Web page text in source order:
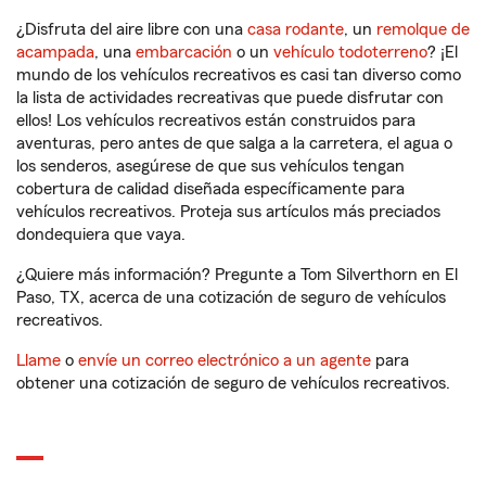
¿Disfruta del aire libre con una casa rodante, un remolque de
acampada, una embarcación o un vehículo todoterreno? ¡El
mundo de los vehículos recreativos es casi tan diverso como
la lista de actividades recreativas que puede disfrutar con
ellos! Los vehículos recreativos están construidos para
aventuras, pero antes de que salga a la carretera, el agua o
los senderos, asegúrese de que sus vehículos tengan
cobertura de calidad diseñada específicamente para
vehículos recreativos. Proteja sus artículos más preciados
dondequiera que vaya.
¿Quiere más información? Pregunte a Tom Silverthorn en El
Paso, TX, acerca de una cotización de seguro de vehículos
recreativos.
Llame o envíe un correo electrónico a un agente para
obtener una cotización de seguro de vehículos recreativos.